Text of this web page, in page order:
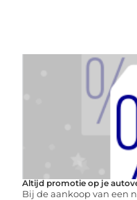
Altijd promotie op je
Bij de aankoop van een